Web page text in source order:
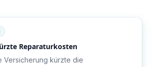
Reparaturkosten
Versicherung kürzte die